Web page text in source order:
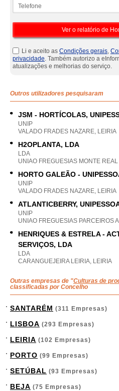
Li e aceito as Condições gerais,
privacidade. Também autorizo a
atualizações e melhorias do serviço.
Outros utilizadores pesquisaram
JSM - HORTÍCOLAS,
UNIP
VALADO FRADES NAZARE, LEIRIA
H2OPLANTA, LDA
LDA
UNIAO FREGUESIAS MONTE
HORTO GALEÃO -
UNIP
VALADO FRADES NAZARE, LEIRIA
ATLANTICBERRY,
UNIP
UNIAO FREGUESIAS PARCEIROS
HENRIQUES & ESTRELA -
SERVIÇOS, LDA
LDA
CARANGUEJEIRA LEIRIA, LEIRIA
Outras empresas de "Culturas de
classificadas por Concelho
SANTARÉM (311 Empresas)
LISBOA (293 Empresas)
LEIRIA (102 Empresas)
PORTO (99 Empresas)
SETÚBAL (93 Empresas)
BEJA (75 Empresas)